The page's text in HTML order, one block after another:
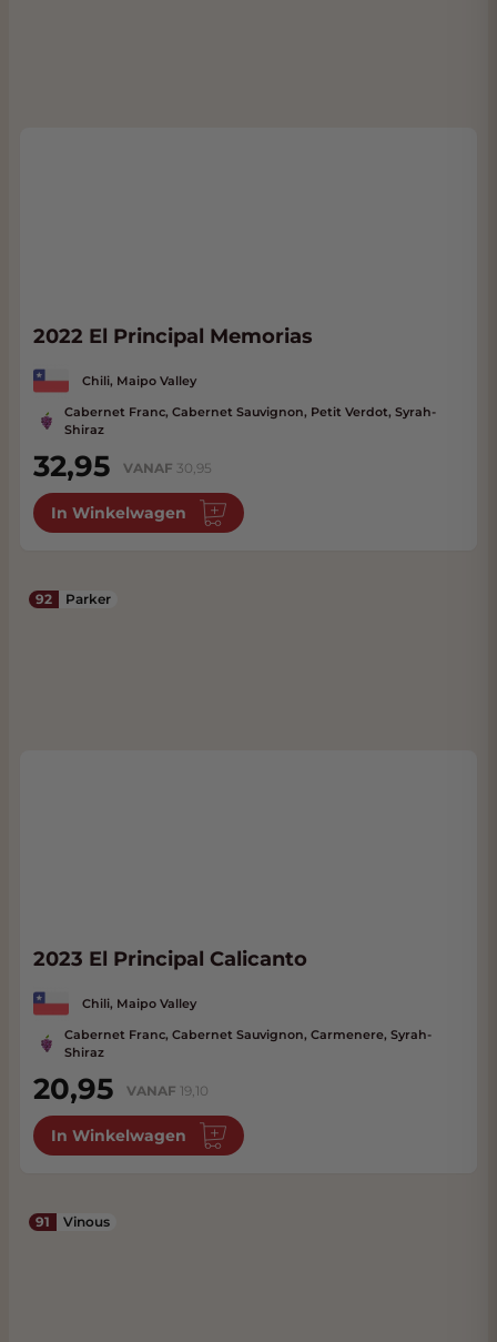
2022 El Principal Memorias
Chili, Maipo Valley
Cabernet Franc, Cabernet Sauvignon, Petit Verdot, Syrah-
Shiraz
32,95 VANAF 30,95
In Winkelwagen
92 Parker
2023 El Principal Calicanto
Chili, Maipo Valley
Cabernet Franc, Cabernet Sauvignon, Carmenere, Syrah-
Shiraz
20,95 VANAF 19,10
In Winkelwagen
91 Vinous